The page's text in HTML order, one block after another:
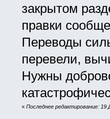
закрытом
правки
Переводы
перевели,
Нужны
« Последнее редактирование: 19